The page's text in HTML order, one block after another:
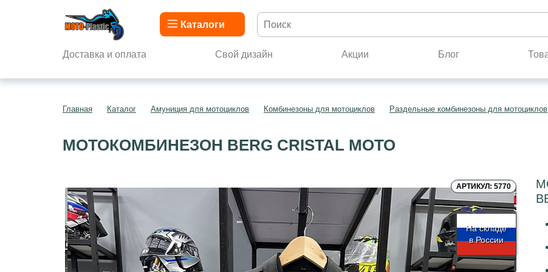
Каталоги
Доставка и оплата Свой дизайн Акции Блог
Главная Каталог Амуниция для мотоциклов Комбинезоны для мотоциклов Раздельные комбинезоны для мотоциклов
МОТОКОМБИНЕЗОН BERG CRISTAL МОТО
АРТИКУЛ: 5770
На складе
в России